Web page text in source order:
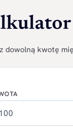
dowolną kwotę